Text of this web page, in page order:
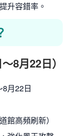
升容錯率。
8月22日）
月22日
館高頻刷新）